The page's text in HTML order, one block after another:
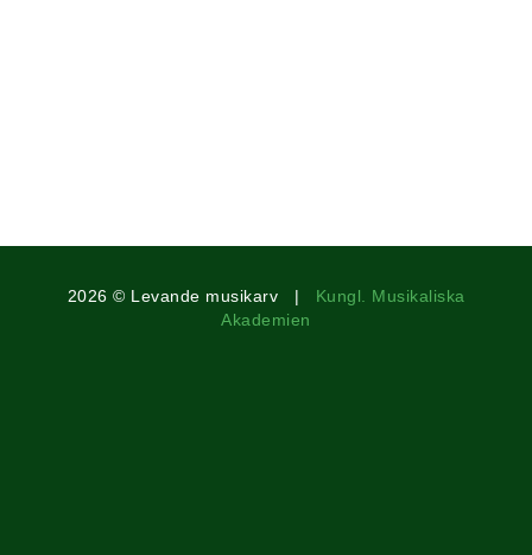
2026 © Levande musikarv | Kungl. Musikaliska
Akademien